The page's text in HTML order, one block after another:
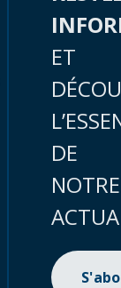
ET
DE
NOTRE